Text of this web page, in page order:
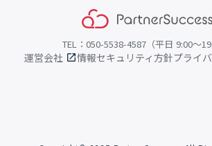
TEL：050-5538-4587（平日 9:00〜
運営会社 open_in_new情報セキュリティ方針プライ